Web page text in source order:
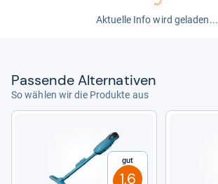
Aktuelle Info wird geladen...
Pas­sende Alter­na­ti­ven
So wählen wir die Produkte aus
Gut
1,6